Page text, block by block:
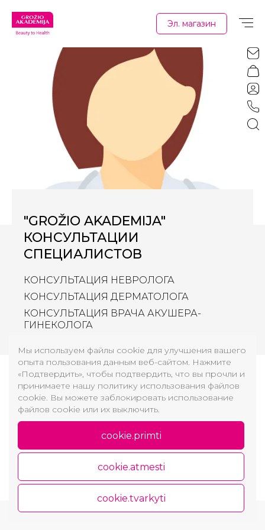
Эл. магазин
"GROŽIO AKADEMIJA"
КОНСУЛЬТАЦИИ
СПЕЦИАЛИСТОВ
КОНСУЛЬТАЦИЯ НЕВРОЛОГА
КОНСУЛЬТАЦИЯ ДЕРМАТОЛОГА
КОНСУЛЬТАЦИЯ ВРАЧА АКУШЕРА-
ГИНЕКОЛОГА
Регистрация
Copyright © 2026 GROŽIO AKADEMIJAПолитика конфиденциальности и использования
Мы используем файлы cookie для улучшения вашего
опыта пользования данным веб-сайтом. Нажмите
«Подтвердить», чтобы подтвердить, что вы прочли и
принимаете нашу политику использования файлов
cookie. Вы можете заблокировать использование
файлов cookie или их выключить.
cookie.primti
cookie.atmesti
cookie.tvarkyti